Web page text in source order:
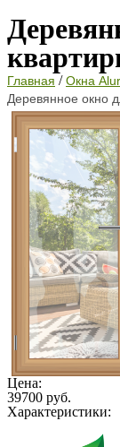
Главная / Окна
Деревянное окно
Цена:
39700 руб.
Характеристики: